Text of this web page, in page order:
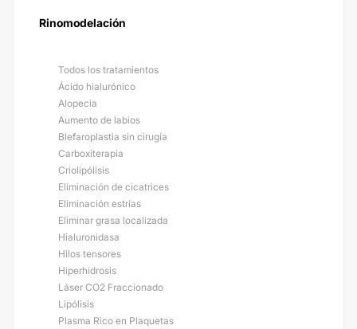
Rinomodelación
Todos los tratamientos
Ácido hialurónico
Alopecia
Aumento de labios
Blefaroplastia sin cirugía
Carboxiterapia
Criolipólisis
Eliminación de cicatrices
Eliminación estrías
Eliminar grasa localizada
Hialuronidasa
Hilos tensores
Hiperhidrosis
Láser CO2 Fraccionado
Lipólisis
Plasma Rico en Plaquetas